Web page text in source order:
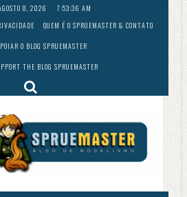
8, 2026
7:53:37 AM
QUEM É O SPRUEMASTER & CONTATO
O BLOG SPRUEMASTER
THE BLOG SPRUEMASTER